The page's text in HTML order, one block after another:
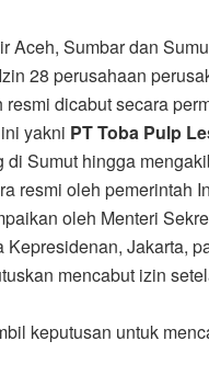
Aceh, Sumbar dan
28 perusahaan
dicabut secara
yakni PT Toba Pulp
Sumut hingga
resmi oleh pemerintah
oleh Menteri
Jakarta,
mencabut izin
keputusan untuk